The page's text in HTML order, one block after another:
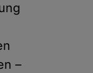
–